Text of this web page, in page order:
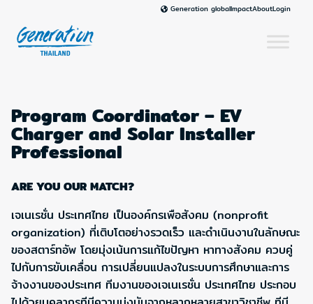
content
Generation globalImpactAboutLogin
Program Coordinator – EV
Charger and Solar Installer
Professional
ARE YOU OUR MATCH?
เจเนเรชั่น ประเทศไทย เป็นองค์กรเพือสังคม (nonprofit
organization) ที่เติบโตอย่างรวดเร็ว และดำเนินงานในลักษณะ
ของสตาร์ทอัพ โดยมุ่งเน้นการแก้ไขปัญหา หาทางสังคม ควบคู่
ไปกับการขับเคลื่อน การเปลี่ยนแปลงในระบบการศึกษาและการ
จ้างงานของประเทศ ทีมงานของเจเนเรชั่น ประเทศไทย ประกอบ